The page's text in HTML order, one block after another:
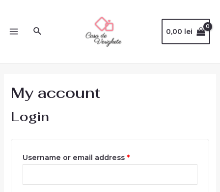
0,00 lei
My account
Login
Username or email address *